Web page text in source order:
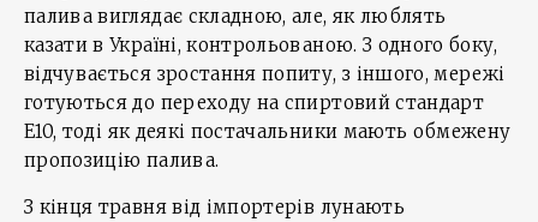
палива виглядає складною, але, як люблять
казати в Україні, контрольованою. З одного боку,
відчувається зростання попиту, з іншого, мережі
готуються до переходу на спиртовий стандарт
E10, тоді як деякі постачальники мають обмежену
пропозицію палива.
З кінця травня від імпортерів лунають